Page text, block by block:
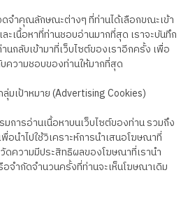
ดจำคุณลักษณะต่างๆ ที่ท่านได้เลือกขณะเข้า
ะเนื้อหาที่ท่านชอบอ่านมากที่สุด เราจะบันทึก
นกลับเข้ามาที่เว็บไซต์ของเราอีกครั้ง เพื่อ
ความชอบของท่านให้มากที่สุด
มเป้าหมาย (Advertising Cookies)
การอ่านเนื้อหาบนเว็บไซต์ของท่าน รวมถึง
นำไปใช้วิเคราะห์การนำเสนอโฆษณาที่
ดความมีประสิทธิผลของโฆษณาที่เรานำ
จำกัดจำนวนครั้งที่ท่านจะเห็นโฆษณาเดิม